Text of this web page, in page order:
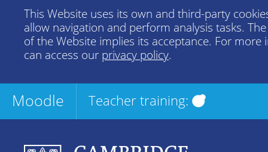
This Website uses its own and third-party
allow navigation and perform analysis tasks.
of the Website implies its acceptance. For more
can access our privacy policy.
Moodle Teacher training: